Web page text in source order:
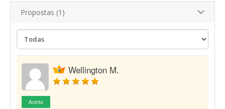
Propostas (1)
Wellington M.
Aceita